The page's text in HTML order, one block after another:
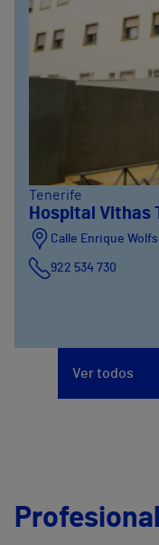
Tenerife
Hospital Vithas
Calle Enrique
922 534 730
Ver todos